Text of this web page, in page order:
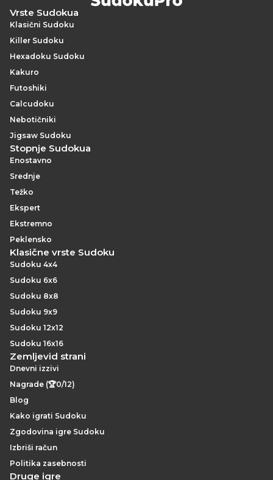
Vrste Sudokua
Klasični Sudoku
Killer Sudoku
Hexadoku Sudoku
Kakuro
Futoshiki
Calcudoku
Nebotičniki
Jigsaw Sudoku
Stopnje Sudokua
Enostavno
Srednje
Težko
Ekspert
Ekstremno
Peklensko
Klasične vrste Sudoku
Sudoku 4x4
Sudoku 6x6
Sudoku 8x8
Sudoku 9x9
Sudoku 12x12
Sudoku 16x16
Zemljevid strani
Dnevni izzivi
Nagrade (🏆0/12)
Blog
Kako igrati Sudoku
Zgodovina igre Sudoku
Izbriši račun
Politika zasebnosti
Druge igre